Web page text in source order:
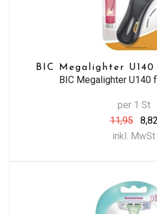
BIC Megalighter
BIC Megalighter U140
per 1 St
11,95
8,82
inkl. MwSt